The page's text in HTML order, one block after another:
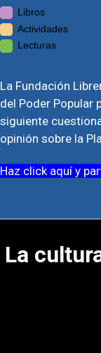
Libros
Actividades
Lecturas
La Fundación
del Poder Popular
siguiente
opinión sobre la
Haz click aquí y
La